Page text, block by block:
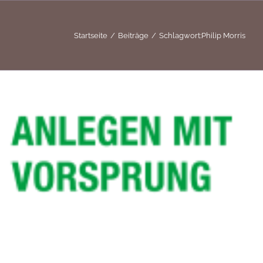
Startseite Beiträge Schlagwort:Philip Morris